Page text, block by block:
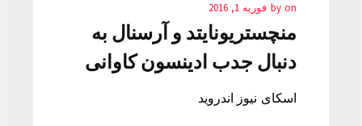
by on فوریه 1, 2016
منچستریونایتد و آرسنال به
دنبال جدب ادینسون کاوانی
اسکای نیوز اندروید